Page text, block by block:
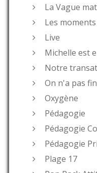
La Vague
Les
Live
Michelle est
Notre transat
On n'a pas
Oxygène
Pédagogie
Pédagogie
Pédagogie
Plage 17